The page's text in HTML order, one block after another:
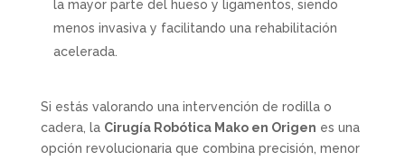
la mayor parte del hueso y ligamentos, siendo
menos invasiva y facilitando una rehabilitación
acelerada.
Si estás valorando una intervención de rodilla o
cadera, la Cirugía Robótica Mako en Origen es una
opción revolucionaria que combina precisión, menor